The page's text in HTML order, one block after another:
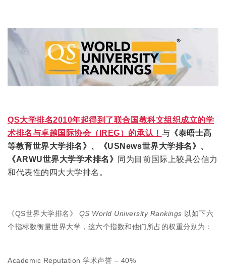
QS大学排名2010年起得到了联合国教科文组织成立的学
术排名与卓越国际协会（IREG）的承认！ 与 《泰晤士高
等教育世界大学排名》、《USNews世界大学排名》、
《ARWU世界大学学术排名》 同为目前国际上较具公信力
和代表性的四大大学排名。
《QS世界大学排名》 QS World University Rankings 以如下六
个指标数衡量世界大学，这六个指数和他们所占的权重分别为：
Academic Reputation 学术声誉 – 40%